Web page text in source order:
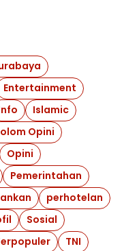
Entertainment
Islamic
Opini
Opini
Pemerintahan
perhotelan
Sosial
TNI